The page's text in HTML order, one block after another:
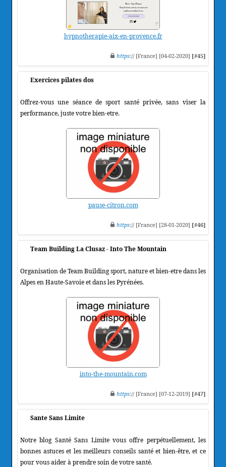
hypnotherapie-aix-en-provence.fr
https:// [France] [04-02-2020] [#45]
Exercices pilates dos
Offrez-vous une séance de sport santé privée, sans viser la
performance, juste votre bien-etre.
pause-citron.com
https:// [France] [28-01-2020] [#46]
Team Building La Clusaz - Into The Mountain
Organisation de Team Building sport, nature et bien-etre dans les
Alpes en Haute-Savoie et dans les Pyrénées.
into-the-mountain.com
https:// [France] [07-12-2019] [#47]
Sante Sans Limite
Notre blog Santé Sans Limite vous offre perpétuellement, les
bonnes astuces et les meilleurs conseils santé et bien-être, et ce
pour vous aider à prendre soin de votre santé.